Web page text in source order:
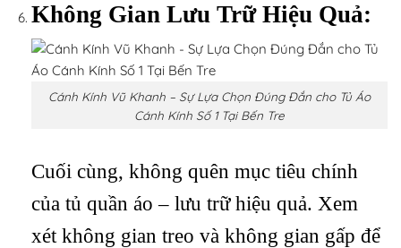
Không Gian Lưu Trữ Hiệu Quả:
Cánh Kính Vũ Khanh – Sự Lựa Chọn Đúng Đắn cho Tủ Áo
Cánh Kính Số 1 Tại Bến Tre
Cuối cùng, không quên mục tiêu chính
của tủ quần áo – lưu trữ hiệu quả. Xem
xét không gian treo và không gian gấp để